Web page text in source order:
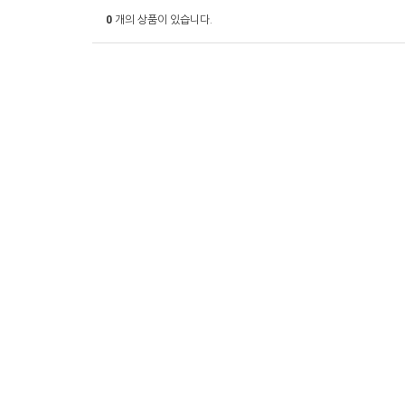
0 개의 상품이 있습니다.